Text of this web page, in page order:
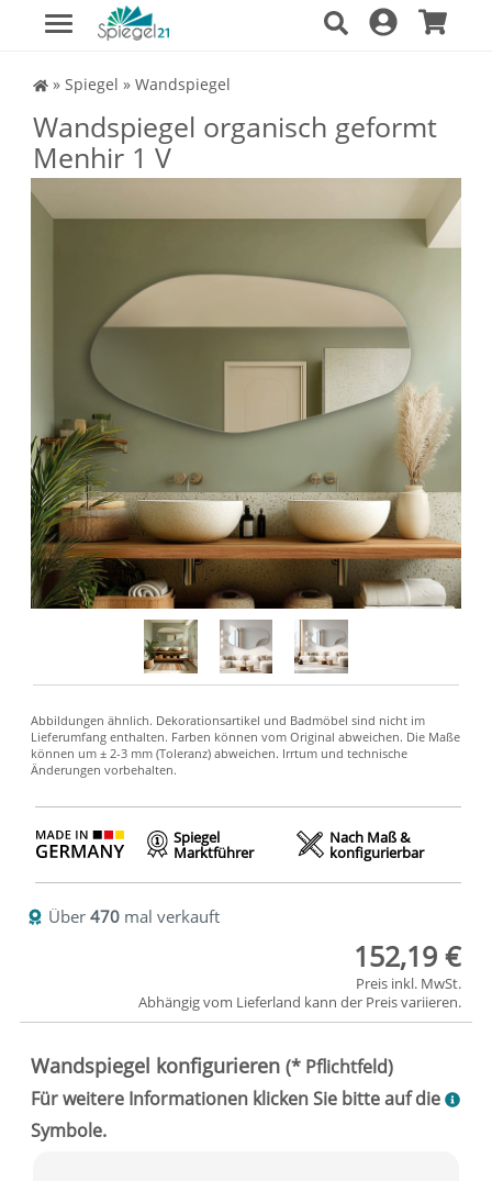
Spiegel Shop
» Spiegel » Wandspiegel
Wandspiegel organisch geformt
Menhir 1 V
Spiegel
Marktführer
Nach Maß &
konfigurierbar
Über 470 mal verkauft
152,19 €
Preis inkl. MwSt.
Abhängig vom Lieferland kann der Preis variieren.